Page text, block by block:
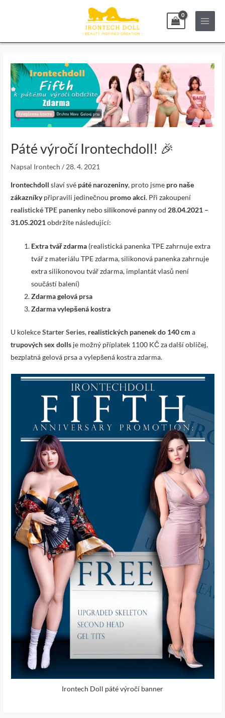
Main
Menu
Páté výročí Irontechdoll! 🎉
Napsal Irontech/28. 4. 2021
Irontechdoll slaví své páté narozeniny, proto jsme pro naše
zákazníkypřipravili jedinečnou promo akci. Při zakoupení
realistické TPE panenkynebosilikonové pannyod 28.04.2021 –
31.05.2021obdržíte následující:
Extra tvář zdarma (realistická panenka TPE zahrnuje extra
tvář z materiálu TPE zdarma, silikonová panenka zahrnuje
extra silikonovou tvář zdarma, implantát vlasů není
součástí balení)
Zdarma gelová prsa
Zdarma vylepšená kostra
U kolekceStarter Series, realistických panenek do 140 cm a
trupových sex dolls je možný příplatek 1100 KČ za další obličej,
bezplatná gelová prsa a vylepšená kostra zdarma.
Irontech Doll páté výročí banner